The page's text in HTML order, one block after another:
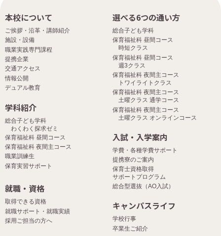
本校について
ご挨拶・沿革・講師紹介
施設・設備
職業実践専門課程
提携企業
交通アクセス
情報公開
デュアル教育
選べる6つの通い方
総合子ども学科
保育福祉科 昼間コース
時短クラス
保育福祉科 昼間コース
週3クラス
保育福祉科 夜間主コース
トワイライトクラス
保育福祉科 夜間主コース
土曜クラス 通学コース
保育福祉科 夜間主コース
土曜クラス オンラインコース
学科紹介
総合子ども学科
わくわく探求ゼミ
保育福祉科 昼間コース
保育福祉科 夜間主コース
職業訓練生
保育実習サポート
入試・入学案内
学費・各種学費サポート
提携寮のご案内
保育士資格取得
サポートプログラム
総合型選抜（AO入試）
就職・資格
取得できる資格
就職サポート・就職実績
採用ご担当の方へ
キャンパスライフ
学校行事
卒業生ご紹介